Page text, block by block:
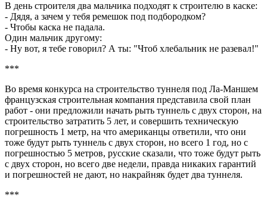
В день строителя два мальчика подходят к строителю в каске:
- Дядя, а зачем у тебя ремешок под подбородком?
- Чтобы каска не падала.
Один мальчик другому:
- Ну вот, я тебе говорил? А ты: "Чтоб хлебальник не разевал!"
***
Во время конкурса на строительство туннеля под Ла-Маншем
французская строительная компания представила свой план
работ - они предложили начать рыть туннель с двух сторон, на
строительство затратить 5 лет, и совершить техническую
погрешность 1 метр, на что американцы ответили, что они
тоже будут рыть туннель с двух сторон, но всего 1 год, но с
погрешностью 5 метров, русские сказали, что тоже будут рыть
с двух сторон, но всего две недели, правда никаких гарантий
и погрешностей не дают, но накрайняк будет два туннеля.
***